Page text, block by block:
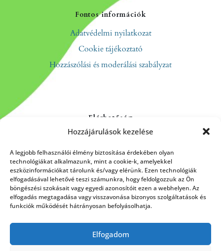
Hozzájárulások kezelése
A legjobb felhasználói élmény biztosítása érdekében olyan
technológiákat alkalmazunk, mint a cookie-k, amelyekkel
eszközinformációkat tárolunk és/vagy elérünk. Ezen technológiák
elfogadásával lehetővé teszi számunkra, hogy feldolgozzuk az Ön
böngészési szokásait vagy egyedi azonosítóit ezen a webhelyen. Az
elfogadás megtagadása vagy visszavonása bizonyos szolgáltatások és
funkciók működését hátrányosan befolyásolhatja.
Elfogadom
Fontos információk
Adatvédelmi nyilatkozat
Cookie tájékoztató
Hozzászólási és moderálási szabályzat
Elérhetőség
Kapcsolat
Rólunk
HÍRLEVÉL FELIRATKOZÁS